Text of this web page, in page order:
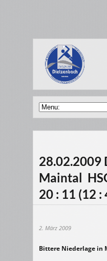
28.02.2009
Maintal 
20 : 11 (12 :
2. März 2009
Bittere Niederlage in